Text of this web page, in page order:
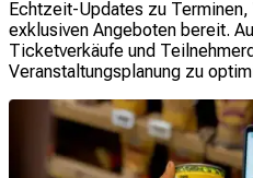
Echtzeit-Updates zu Terminen,
exklusiven Angeboten bereit.
Ticketverkäufe und
Veranstaltungsplanung zu